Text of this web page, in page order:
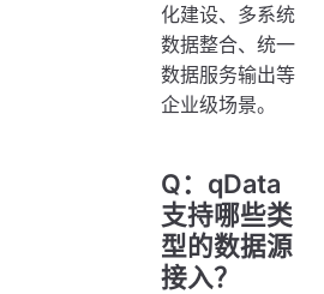
化建设、多系统
数据整合、统一
数据服务输出等
企业级场景。
Q：qData
支持哪些类
型的数据源
接入？